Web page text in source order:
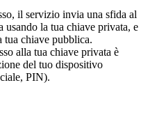
il servizio invia una sfida al
la tua chiave privata, e
chiave pubblica.
alla tua chiave privata è
del tuo dispositivo
PIN).